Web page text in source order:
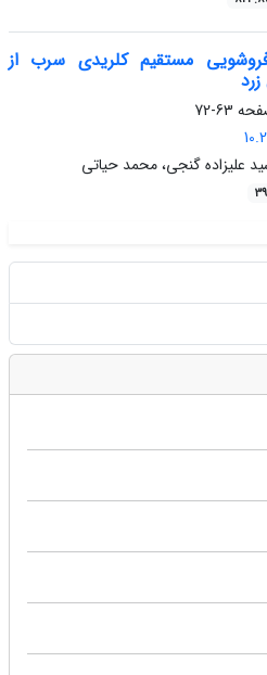
مستقیم کلریدی سرب از
63-72
علیزاده گنجی، محمد حیاتی